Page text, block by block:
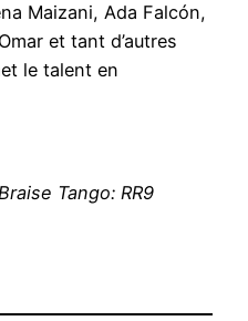
Maizani, Ada Falcón,
et tant d’autres
le talent en
Tango: RR9